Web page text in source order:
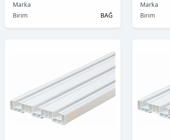
Marka
Birim
BAĞ
Marka
Birim